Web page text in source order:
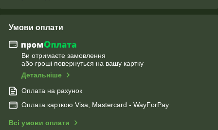
Умови оплати
Ви отримаєте замовлення
або гроші повернуться на вашу картку
Детальніше
Оплата на рахунок
Оплата карткою Visa, Mastercard - WayForPay
Всі умови оплати